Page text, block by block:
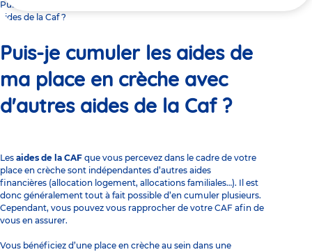
ici
Puis-je cumuler les aides de ma place en crèche avec d'autres
aides de la Caf ?
Puis-je cumuler les aides de
ma place en crèche avec
d'autres aides de la Caf ?
Les aides de la CAF que vous percevez dans le cadre de votre
place en crèche sont indépendantes d’autres aides
financières (allocation logement, allocations familiales…). Il est
donc généralement tout à fait possible d’en cumuler plusieurs.
Cependant, vous pouvez vous rapprocher de votre CAF afin de
vous en assurer.
Vous bénéficiez d’une place en crèche au sein dans une